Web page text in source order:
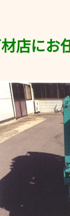
店にお